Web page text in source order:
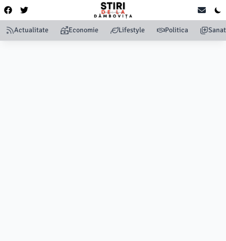
Actualitate Economie Lifestyle Politica